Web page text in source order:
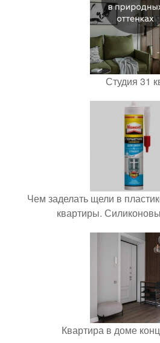
Студия 31
Чем заделать щели в
квартиры.
Квартира в доме